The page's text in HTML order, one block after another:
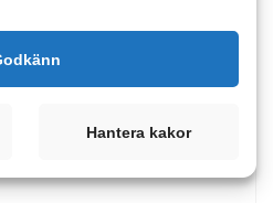
december 2015 16:41
Hantera kakor